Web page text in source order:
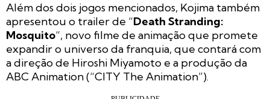
Além dos dois jogos mencionados, Kojima também
apresentou o trailer de “Death Stranding:
Mosquito“, novo filme de animação que promete
expandir o universo da franquia, que contará com
a direção de Hiroshi Miyamoto e a produção da
ABC Animation (“CITY The Animation”).